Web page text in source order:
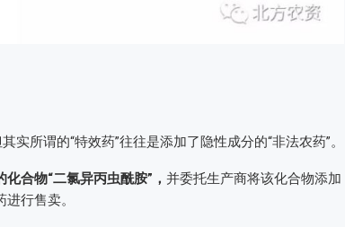
所谓的“特效药”往往是添加了隐性成分的“非法农药”。
化合物“二氯异丙虫酰胺”， 并委托生产商将该化合物添加
行售卖。